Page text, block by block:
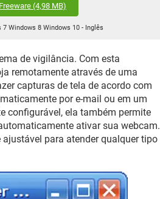
Freeware (4,98 MB)
7 Windows 8 Windows 10- Inglês
de vigilância. Com esta
remotamente através de uma
capturas de tela de acordo com
por e-mail ou em um
configurável, ela também permite
ativar sua webcam.
para atender qualquer tipo